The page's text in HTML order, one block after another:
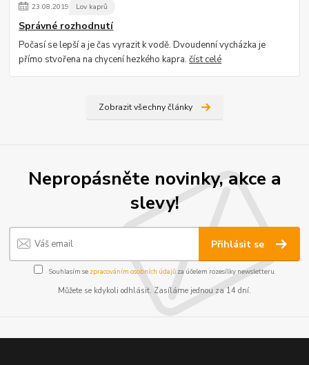
23.08.2019 Lov kaprů
Správné rozhodnutí
Počasí se lepší a je čas vyrazit k vodě. Dvoudenní vycházka je
přímo stvořena na chycení hezkého kapra.číst celé
Zobrazit všechny články
Nepropásněte novinky, akce a
slevy!
Přihlásit se
Souhlasím se zpracováním osobních údajůza účelem rozesílky newsletteru.
Můžete se kdykoli odhlásit. Zasíláme jednou za 14 dní.